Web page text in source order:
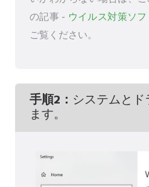
の記事 - ウイルス対策ソ
ご覧ください。
手順2： システムと
ます。